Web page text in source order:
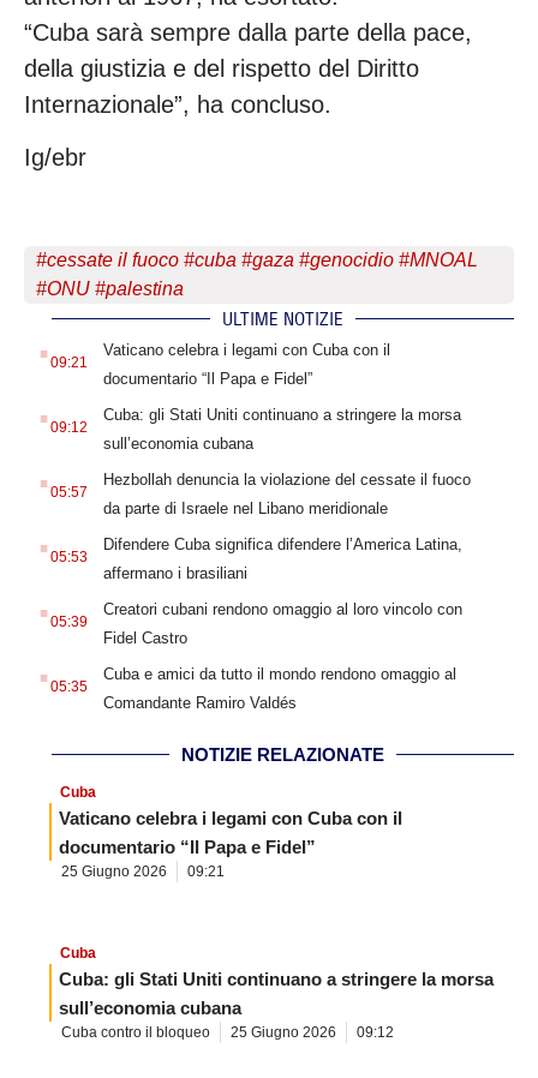
“Cuba sarà sempre dalla parte della pace,
della giustizia e del rispetto del Diritto
Internazionale”, ha concluso.
Ig/ebr
#cessate il fuoco #cuba #gaza #genocidio #MNOAL
#ONU #palestina
ULTIME NOTIZIE
. 09:21
Vaticano celebra i legami con Cuba con il
documentario “Il Papa e Fidel”
. 09:12
Cuba: gli Stati Uniti continuano a stringere la morsa
sull’economia cubana
. 05:57
Hezbollah denuncia la violazione del cessate il fuoco
da parte di Israele nel Libano meridionale
. 05:53
Difendere Cuba significa difendere l’America Latina,
affermano i brasiliani
. 05:39
Creatori cubani rendono omaggio al loro vincolo con
Fidel Castro
. 05:35
Cuba e amici da tutto il mondo rendono omaggio al
Comandante Ramiro Valdés
NOTIZIE RELAZIONATE
Cuba
Vaticano celebra i legami con Cuba con il
documentario “Il Papa e Fidel”
25 Giugno 2026 09:21
Cuba
Cuba: gli Stati Uniti continuano a stringere la morsa
sull’economia cubana
Cuba contro il bloqueo 25 Giugno 2026 09:12